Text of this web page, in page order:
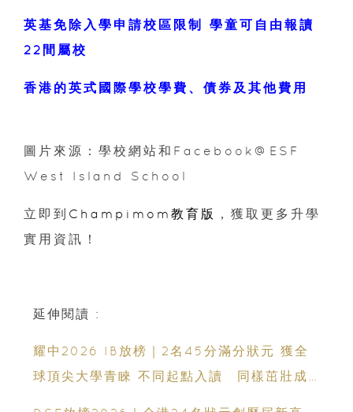
英基免除入學申請校區限制 學童可自由報讀
22間屬校
香港的英式國際學校學費、債券及其他費用
圖片來源：學校網站和Facebook@ESF
West Island School
立即到 Champimom教育版
，獲取更多升學
實用資訊！
延伸閱讀 :
耀中2026 IB放榜｜2名45分滿分狀元 獲全
球頂尖大學青睞 不同起點入讀 同樣茁壯成